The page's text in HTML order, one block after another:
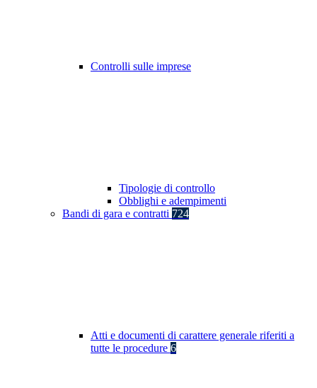
Controlli sulle imprese
Tipologie di controllo
Obblighi e adempimenti
Bandi di gara e contratti 724
Atti e documenti di carattere generale riferiti a
tutte le procedure 6